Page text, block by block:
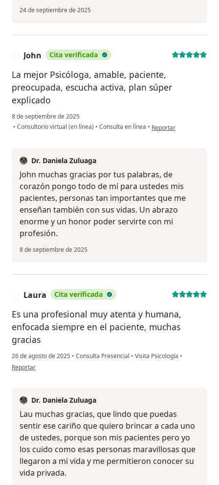
24 de septiembre de 2025
John Cita verificada
La mejor Psicóloga, amable, paciente,
preocupada, escucha activa, plan súper
explicado
8 de septiembre de 2025
• Consultorio virtual (en línea) • Consulta en línea • en opinión del usuario
Reportar
Dr. Daniela Zuluaga
John muchas gracias por tus palabras, de
corazón pongo todo de mí para ustedes mis
pacientes, personas tan importantes que me
enseñan también con sus vidas. Un abrazo
enorme y un honor poder servirte con mi
profesión.
8 de septiembre de 2025
Laura Cita verificada
Es una profesional muy atenta y humana,
enfocada siempre en el paciente, muchas
gracias
26 de agosto de 2025 • Consulta Presencial • Visita Psicología •
en opinión del usuario Laura
Reportar
Dr. Daniela Zuluaga
Lau muchas gracias, que lindo que puedas
sentir ese cariño que quiero brincar a cada uno
de ustedes, porque son mis pacientes pero yo
los cuido como esas personas maravillosas que
llegaron a mi vida y me permitieron conocer su
vida privada.